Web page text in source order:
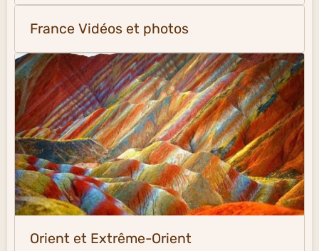
France Vidéos et photos
Orient et Extrême-Orient